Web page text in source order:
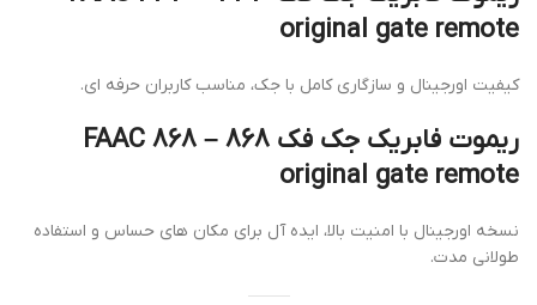
original gate remote
کیفیت اورجینال و سازگاری کامل با جک، مناسب کاربران حرفه ای.
ریموت فابریک جک فک 868 – FAAC 868
original gate remote
نسخه اورجینال با امنیت بالا، ایده آل برای مکان های حساس و استفاده
طولانی مدت.